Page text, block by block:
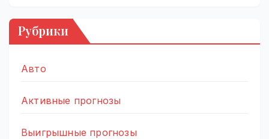
Рубрики
Авто
Активные прогнозы
Выигрышные прогнозы